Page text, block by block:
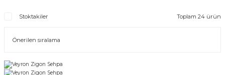
Stoktakiler Toplam 24 ürün